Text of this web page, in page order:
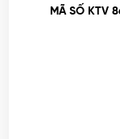
MÃ SỐ KTV